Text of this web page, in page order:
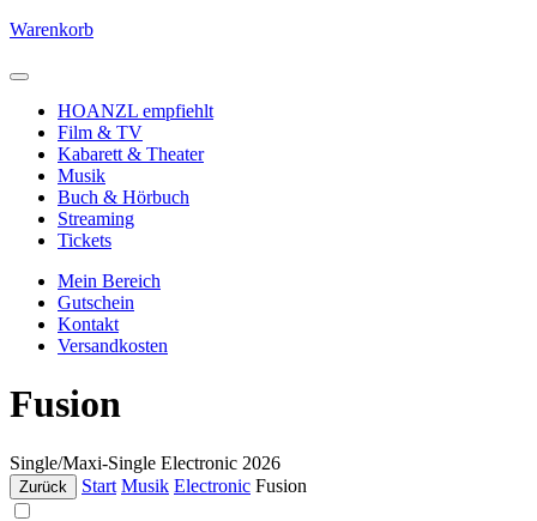
Warenkorb
HOANZL empfiehlt
Film & TV
Kabarett & Theater
Musik
Buch & Hörbuch
Streaming
Tickets
Mein Bereich
Gutschein
Kontakt
Versandkosten
Fusion
Single/Maxi-Single Electronic 2026
Zurück Start Musik Electronic Fusion